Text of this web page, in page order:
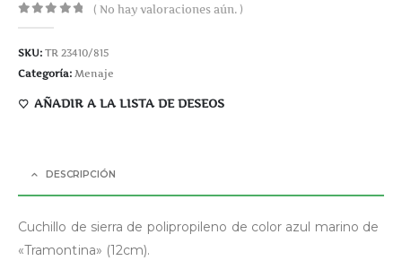
( No hay valoraciones aún. )
SKU: TR 23410/815
Categoría: Menaje
AÑADIR A LA LISTA DE DESEOS
DESCRIPCIÓN
Cuchillo de sierra de polipropileno de color azul marino de
«Tramontina» (12cm).